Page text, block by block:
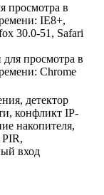
просмотра в
IE8+,
30.0-51, Safari
для просмотра в
Chrome
детектор
конфликт IP-
накопителя,
вход